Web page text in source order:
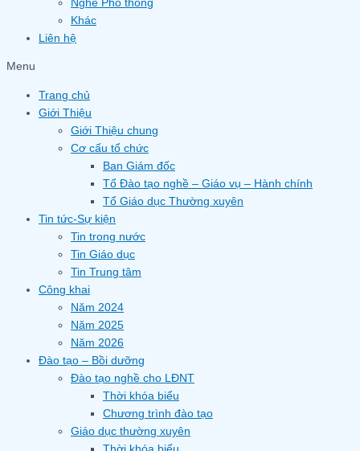
Nghề Phổ thông
Khác
Liên hệ
Menu
Trang chủ
Giới Thiệu
Giới Thiệu chung
Cơ cấu tổ chức
Ban Giám đốc
Tổ Đào tạo nghề – Giáo vụ – Hành chính
Tổ Giáo dục Thường xuyên
Tin tức-Sự kiện
Tin trong nước
Tin Giáo dục
Tin Trung tâm
Công khai
Năm 2024
Năm 2025
Năm 2026
Đào tạo – Bồi dưỡng
Đào tạo nghề cho LĐNT
Thời khóa biểu
Chương trình đào tạo
Giáo dục thường xuyên